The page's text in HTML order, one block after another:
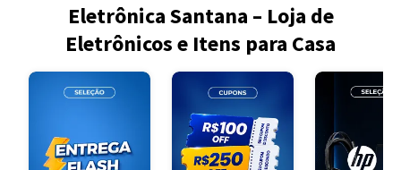
Eletrônica Santana – Loja de
Eletrônicos e Itens para Casa